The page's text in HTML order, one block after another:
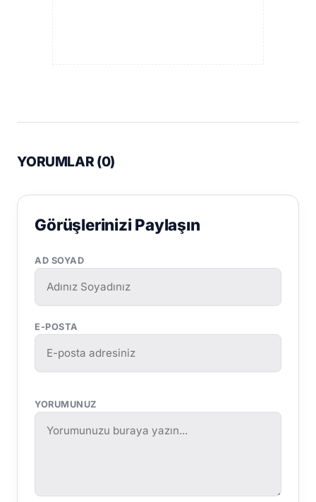
YORUMLAR (0)
Görüşlerinizi Paylaşın
AD SOYAD
E-POSTA
YORUMUNUZ